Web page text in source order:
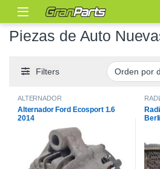
Piezas de Auto
Filters
ALTERNADOR
Alternador Ford Ecosport 1.6
2014